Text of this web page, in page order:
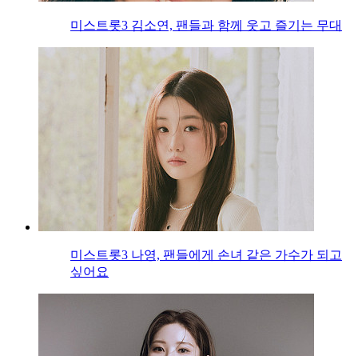
미스트롯3 김소연, 팬들과 함께 웃고 즐기는 무대
미스트롯3 나영, 팬들에게 손녀 같은 가수가 되고
싶어요